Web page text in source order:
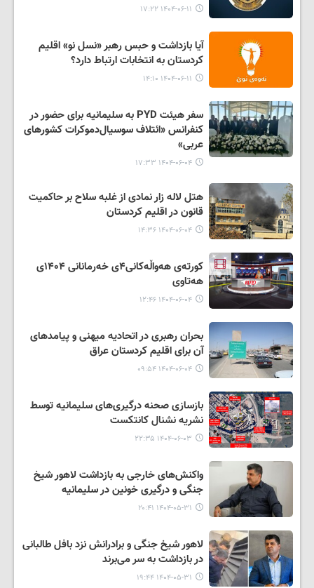
۱۴۰۴-۰۶-۱۱ ۱۷:۲۲
آیا بازداشت و حبس رهبر «نسل نو» اقلیم
کردستان به انتخابات ارتباط دارد؟
۱۴۰۴-۰۶-۱۱ ۱۴:۱۰
سفر هیئت PYD به سلیمانیه برای حضور در
کنفرانس «ائتلاف سوسیال‌دموکرات کشورهای
عربی»
۱۴۰۴-۰۶-۰۴ ۱۷:۳۳
هتل لاله زار نمادی از غلبه سلاح بر حاکمیت
قانون در اقلیم کردستان
۱۴۰۴-۰۶-۰۴ ۱۴:۳۶
کورتەی هەواڵەکانی۴ی خەرمانانی ۱۴۰۴ی
هەتاوی
۱۴۰۴-۰۶-۰۴ ۱۲:۴۶
بحران رهبری در اتحادیه میهنی و پیامدهای
آن برای اقلیم کردستان عراق
۱۴۰۴-۰۶-۰۴ ۰۹:۵۴
بازسازی صحنه درگیری‌های سلیمانیه توسط
نشریه نشنال کانتکست
۱۴۰۴-۰۶-۰۳ ۲۲:۳۵
واکنش‌های خارجی به بازداشت لاهور شیخ
جنگی و درگیری خونین در سلیمانیه
۱۴۰۴-۰۵-۳۱ ۲۰:۴۱
لاهور شیخ جنگی و برادرانش نزد بافل طالبانی
در بازداشت بە سر می‌برند
۱۴۰۴-۰۵-۳۱ ۱۹:۴۴